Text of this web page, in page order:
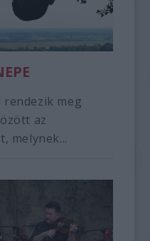
rendezik meg
az
melynek...